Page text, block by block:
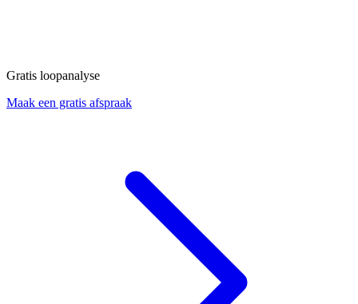
Gratis loopanalyse
Maak een gratis afspraak